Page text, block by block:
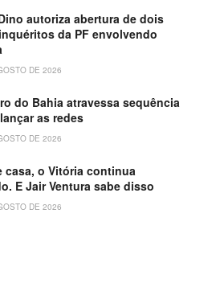
autoriza abertura de dois
da PF envolvendo
DE 2026
do Bahia atravessa sequência
as redes
DE 2026
casa, o Vitória continua
E Jair Ventura sabe disso
DE 2026